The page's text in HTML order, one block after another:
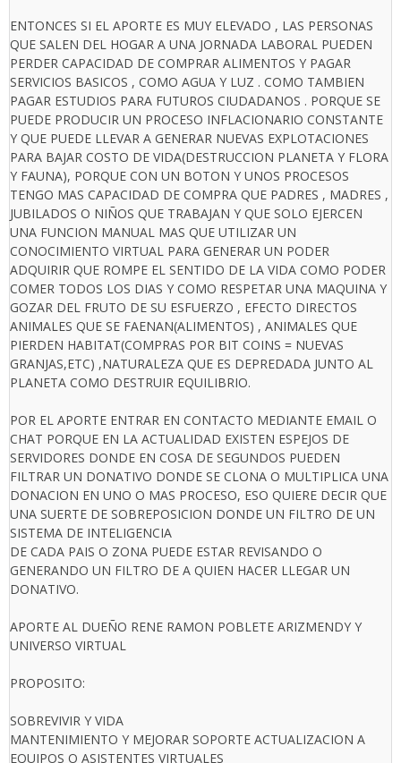
ENTONCES SI EL APORTE ES MUY ELEVADO , LAS PERSONAS
QUE SALEN DEL HOGAR A UNA JORNADA LABORAL PUEDEN
PERDER CAPACIDAD DE COMPRAR ALIMENTOS Y PAGAR
SERVICIOS BASICOS , COMO AGUA Y LUZ . COMO TAMBIEN
PAGAR ESTUDIOS PARA FUTUROS CIUDADANOS . PORQUE SE
PUEDE PRODUCIR UN PROCESO INFLACIONARIO CONSTANTE
Y QUE PUEDE LLEVAR A GENERAR NUEVAS EXPLOTACIONES
PARA BAJAR COSTO DE VIDA(DESTRUCCION PLANETA Y FLORA
Y FAUNA), PORQUE CON UN BOTON Y UNOS PROCESOS
TENGO MAS CAPACIDAD DE COMPRA QUE PADRES , MADRES ,
JUBILADOS O NIÑOS QUE TRABAJAN Y QUE SOLO EJERCEN
UNA FUNCION MANUAL MAS QUE UTILIZAR UN
CONOCIMIENTO VIRTUAL PARA GENERAR UN PODER
ADQUIRIR QUE ROMPE EL SENTIDO DE LA VIDA COMO PODER
COMER TODOS LOS DIAS Y COMO RESPETAR UNA MAQUINA Y
GOZAR DEL FRUTO DE SU ESFUERZO , EFECTO DIRECTOS
ANIMALES QUE SE FAENAN(ALIMENTOS) , ANIMALES QUE
PIERDEN HABITAT(COMPRAS POR BIT COINS = NUEVAS
GRANJAS,ETC) ,NATURALEZA QUE ES DEPREDADA JUNTO AL
PLANETA COMO DESTRUIR EQUILIBRIO.
POR EL APORTE ENTRAR EN CONTACTO MEDIANTE EMAIL O
CHAT PORQUE EN LA ACTUALIDAD EXISTEN ESPEJOS DE
SERVIDORES DONDE EN COSA DE SEGUNDOS PUEDEN
FILTRAR UN DONATIVO DONDE SE CLONA O MULTIPLICA UNA
DONACION EN UNO O MAS PROCESO, ESO QUIERE DECIR QUE
UNA SUERTE DE SOBREPOSICION DONDE UN FILTRO DE UN
SISTEMA DE INTELIGENCIA
DE CADA PAIS O ZONA PUEDE ESTAR REVISANDO O
GENERANDO UN FILTRO DE A QUIEN HACER LLEGAR UN
DONATIVO.
APORTE AL DUEÑO RENE RAMON POBLETE ARIZMENDY Y
UNIVERSO VIRTUAL
PROPOSITO:
SOBREVIVIR Y VIDA
MANTENIMIENTO Y MEJORAR SOPORTE ACTUALIZACION A
EQUIPOS O ASISTENTES VIRTUALES